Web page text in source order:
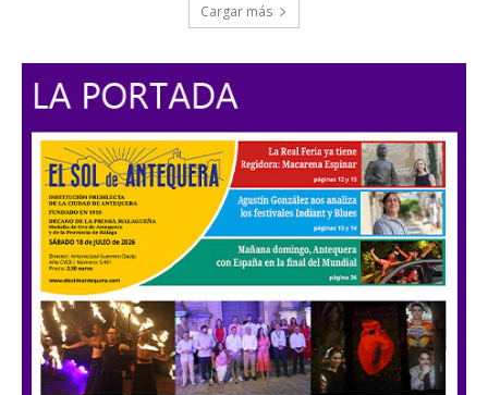
Cargar más